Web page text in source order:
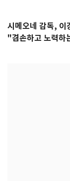
시메오네 감독, 이
"겸손하고 노력